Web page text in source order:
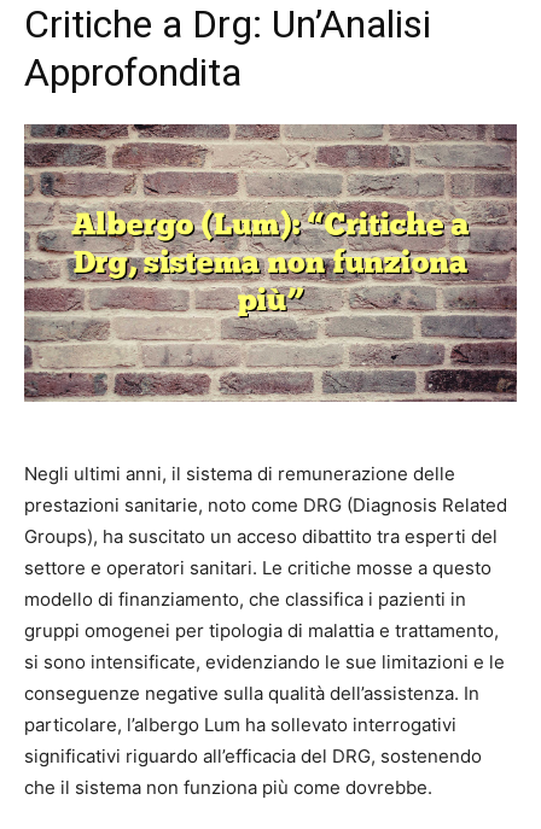
Critiche a Drg: Un’Analisi
Approfondita
Negli ultimi anni, il sistema di remunerazione delle
prestazioni sanitarie, noto come DRG (Diagnosis Related
Groups), ha suscitato un acceso dibattito tra esperti del
settore e operatori sanitari. Le critiche mosse a questo
modello di finanziamento, che classifica i pazienti in
gruppi omogenei per tipologia di malattia e trattamento,
si sono intensificate, evidenziando le sue limitazioni e le
conseguenze negative sulla qualità dell’assistenza. In
particolare, l’albergo Lum ha sollevato interrogativi
significativi riguardo all’efficacia del DRG, sostenendo
che il sistema non funziona più come dovrebbe.